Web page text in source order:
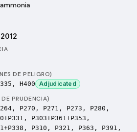
DE PELIGRO)
H400 Adjudicated
PRUDENCIA)
P270, P271, P273, P280,
P303+P361+P353,
P310, P321, P363, P391,